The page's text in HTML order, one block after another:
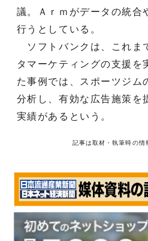
議。Ａｒｍがデータの統合
行うとしている。
ソフトバンクは、これま
タマーケティングの支援を
た事例では、スポーツジム
分析し、有効な広告施策を
実績があるという。
記事は取材・執筆時の情